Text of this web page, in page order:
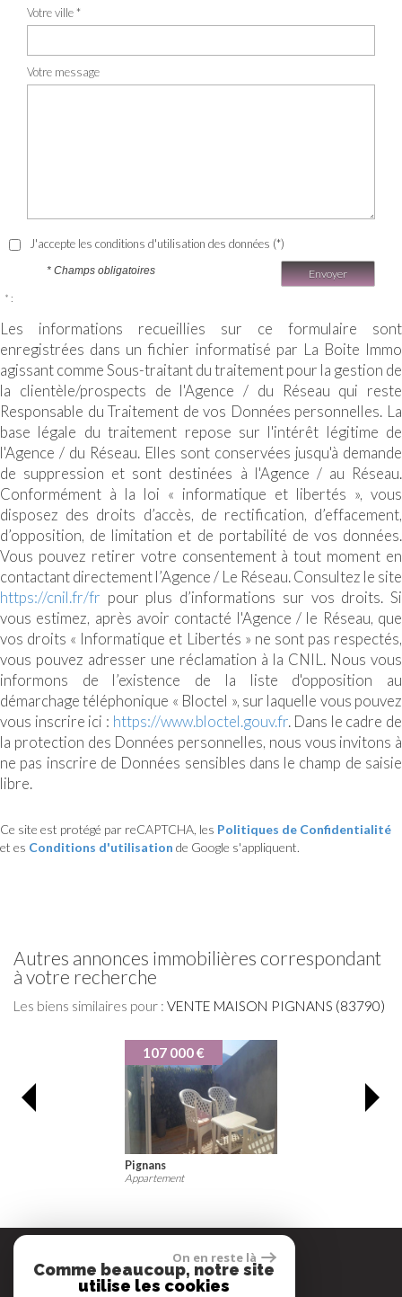
Votre ville *
Votre message
J'accepte les conditions d'utilisation des données (*)
Envoyer
* Champs obligatoires
* :
Les informations recueillies sur ce formulaire sont
enregistrées dans un fichier informatisé par La Boite Immo
agissant comme Sous-traitant du traitement pour la gestion de
la clientèle/prospects de l'Agence / du Réseau qui reste
Responsable du Traitement de vos Données personnelles. La
base légale du traitement repose sur l'intérêt légitime de
l'Agence / du Réseau. Elles sont conservées jusqu'à demande
de suppression et sont destinées à l'Agence / au Réseau.
Conformément à la loi « informatique et libertés », vous
disposez des droits d’accès, de rectification, d’effacement,
d’opposition, de limitation et de portabilité de vos données.
Vous pouvez retirer votre consentement à tout moment en
contactant directement l’Agence / Le Réseau. Consultez le site
https://cnil.fr/fr pour plus d’informations sur vos droits. Si
vous estimez, après avoir contacté l'Agence / le Réseau, que
vos droits « Informatique et Libertés » ne sont pas respectés,
vous pouvez adresser une réclamation à la CNIL. Nous vous
informons de l’existence de la liste d'opposition au
démarchage téléphonique « Bloctel », sur laquelle vous pouvez
vous inscrire ici : https://www.bloctel.gouv.fr. Dans le cadre de
la protection des Données personnelles, nous vous invitons à
ne pas inscrire de Données sensibles dans le champ de saisie
libre.
Ce site est protégé par reCAPTCHA, les Politiques de Confidentialité
et es Conditions d'utilisation de Google s'appliquent.
autres annonces immobilières correspondant
à votre recherche
Les biens similaires pour : VENTE MAISON PIGNANS (83790)
Espace propriétaire
On en reste là
Comme beaucoup, notre site
utilise les cookies